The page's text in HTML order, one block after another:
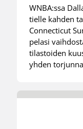
WNBA:ssa
tielle kahden
Connecticut
pelasi
tilastoiden
yhden